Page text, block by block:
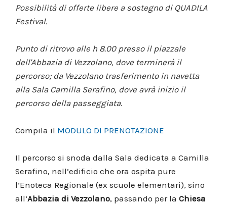
Possibilità di offerte libere a sostegno di QUADILA
Festival.
Punto di ritrovo alle h 8.00 presso il piazzale
dell'Abbazia di Vezzolano, dove terminerà il
percorso; da Vezzolano trasferimento in navetta
alla Sala Camilla Serafino, dove avrà inizio il
percorso della passeggiata.
Compila il MODULO DI PRENOTAZIONE
Il percorso si snoda dalla Sala dedicata a Camilla
Serafino, nell’edificio che ora ospita pure
l’Enoteca Regionale (ex scuole elementari), sino
all’Abbazia di Vezzolano, passando per la Chiesa